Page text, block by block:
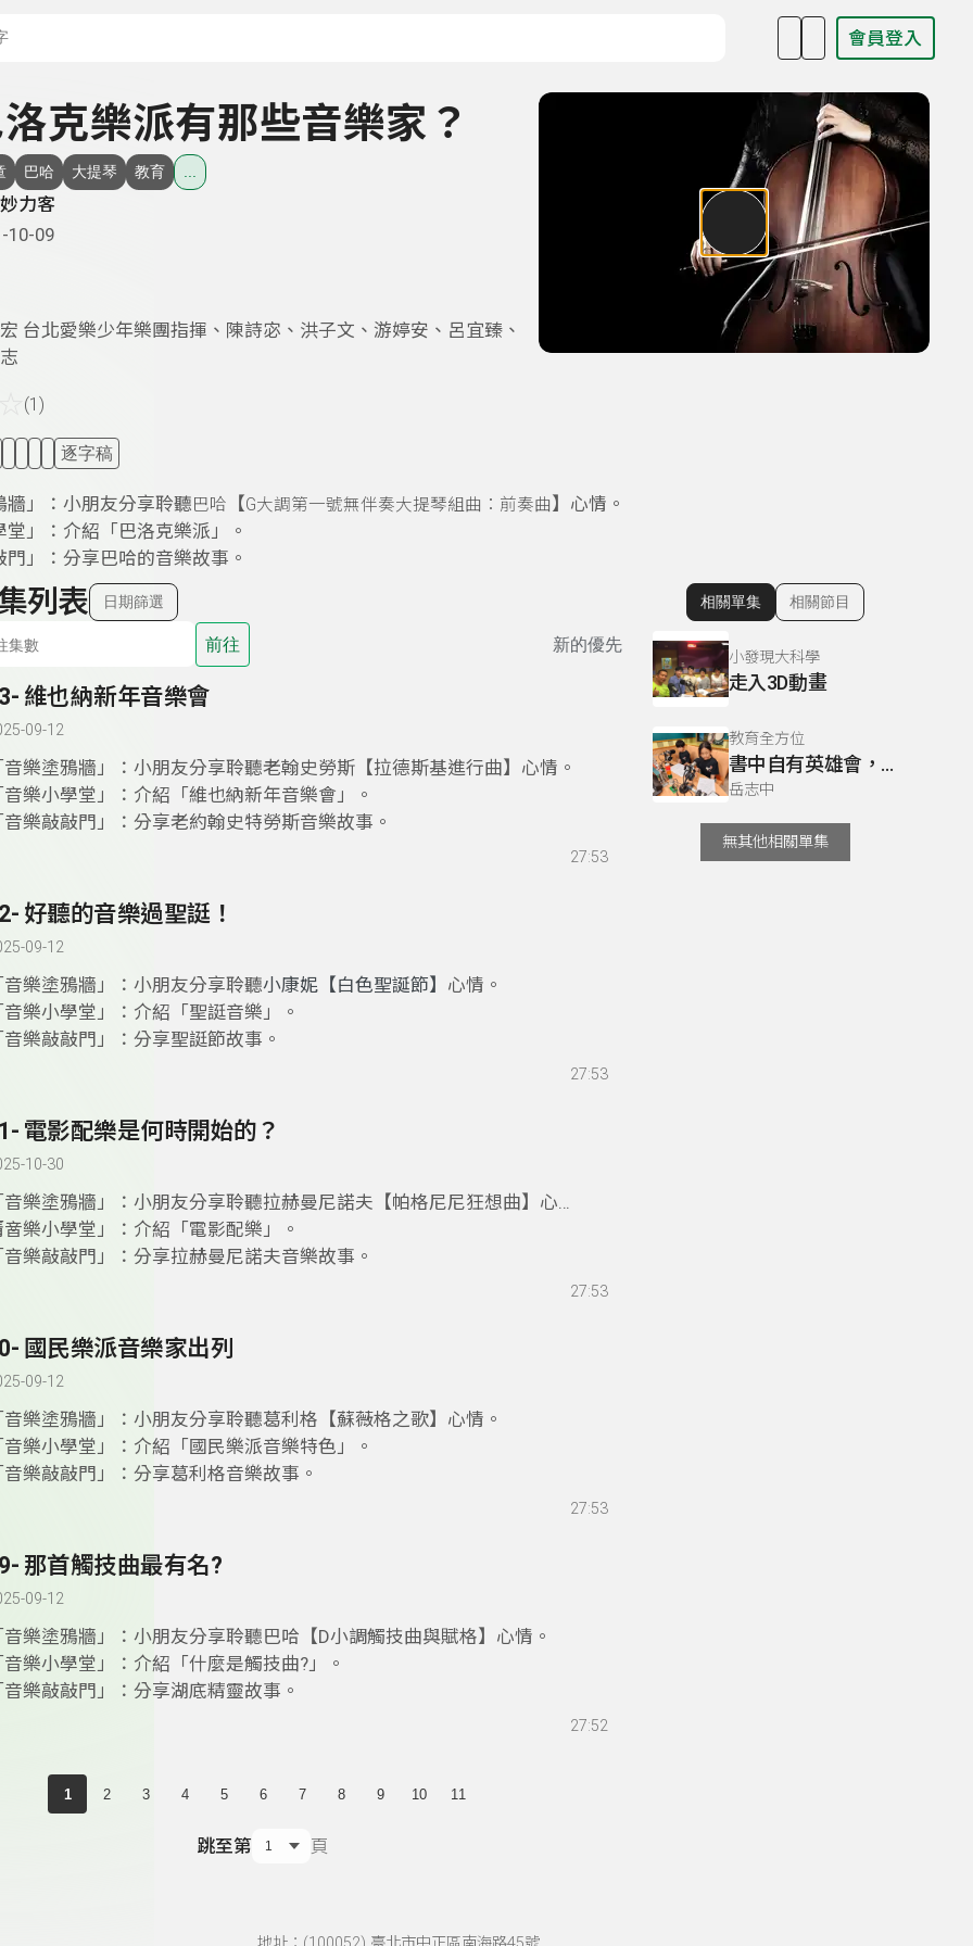
會員登入
克樂派有那些音樂家？
巴哈 大提琴 教育
力客
10-09
台北愛樂少年樂團指揮、陳詩宓、洪子文、游婷安、呂宜臻、
(1)
逐字稿
牆」：小朋友分享聆聽 巴哈 【G大調第一號無伴奏大提琴組曲：前奏曲 】心情。
堂」：介紹「巴洛克樂派」。
門」：分享巴哈的音樂故事。
列表 日期篩選
前往 新的優先
維也納新年音樂會
09-12
音樂塗鴉牆」：小朋友分享聆聽老翰史勞斯【拉德斯基進行曲】心情。
音樂小學堂」：介紹「維也納新年音樂會」。
音樂敲敲門」：分享老約翰史特勞斯音樂故事。
27:53
好聽的音樂過聖誔！
09-12
音樂塗鴉牆」：小朋友分享聆聽小康妮【白色聖誕節】 心情。
音樂小學堂」：介紹「聖誔音樂」。
音樂敲敲門」：分享聖誔節故事。
27:53
電影配樂是何時開始的？
10-30
音樂塗鴉牆」：小朋友分享聆聽拉赫曼尼諾夫【帕格尼尼狂想曲】心
。
音樂小學堂」：介紹「電影配樂」。
音樂敲敲門」：分享拉赫曼尼諾夫音樂故事。
27:53
國民樂派音樂家出列
09-12
音樂塗鴉牆」：小朋友分享聆聽葛利格【蘇薇格之歌】心情。
音樂小學堂」：介紹「國民樂派音樂特色」。
音樂敲敲門」：分享葛利格音樂故事。
27:53
那首觸技曲最有名?
09-12
音樂塗鴉牆」：小朋友分享聆聽巴哈【D小調觸技曲與賦格】心情。
音樂小學堂」：介紹「什麼是觸技曲?」。
音樂敲敲門」：分享湖底精靈故事。
27:52
1 2 3 4 5 6 7 8 9 10 11
跳至第 頁
顯示相關單集
相關單集 相關節目
小發現大科學
走入3D動畫
教育全方位
書中自有英雄會，祖孫共讀～我們很會！
岳志中
無其他相關單集